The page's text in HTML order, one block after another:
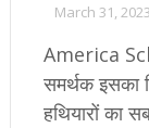
March 31, 2023
America
समर्थक इसका
हथियारों का